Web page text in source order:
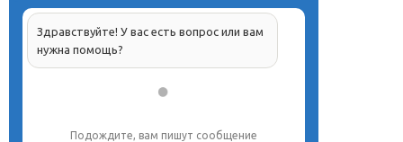
Здравствуйте! У вас есть вопрос или вам
нужна помощь?
Подождите, вам пишут сообщение